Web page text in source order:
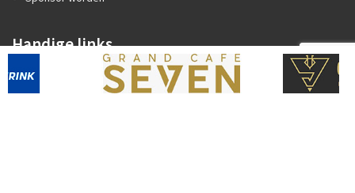
Handige links
Competitiezaken